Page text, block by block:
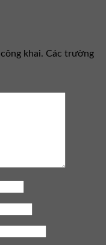
khai. Các trường